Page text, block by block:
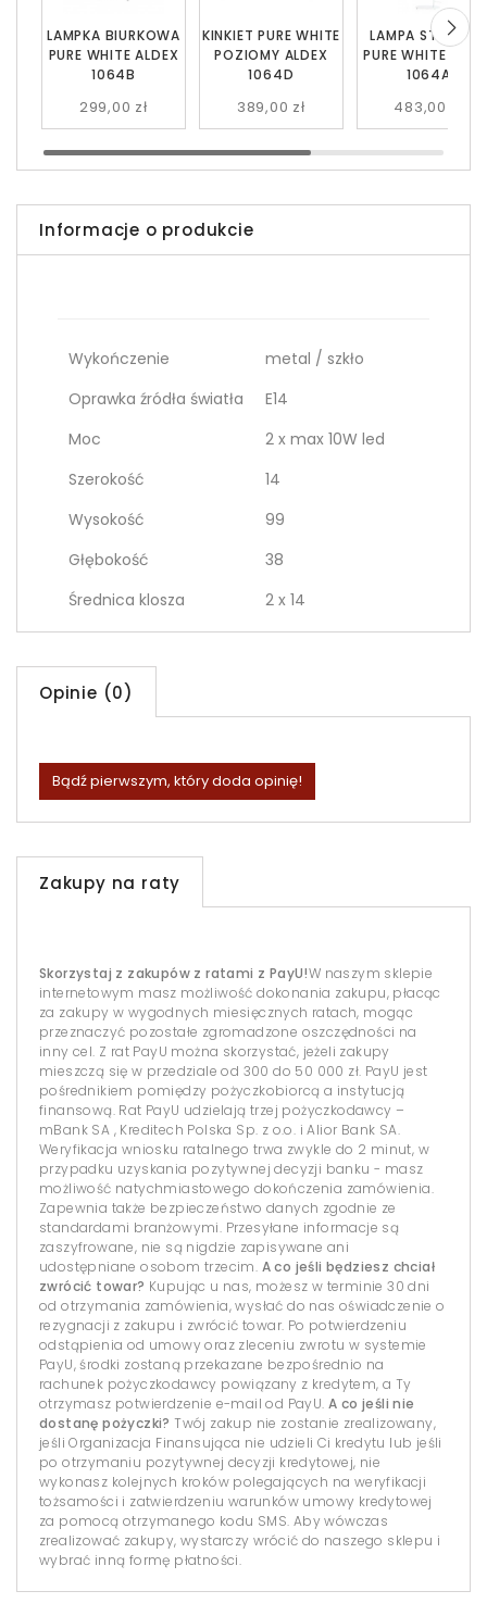
KINKIET PURE WHITE
POZIOMY ALDEX
1064D
389,00 zł
LAMPA STOJĄCA
PURE WHITE
1064A
483,00 zł
LAMPKA BIURKOWA
PURE WHITE ALDEX
1064B
299,00 zł
Informacje o produkcie
Wykończenie
metal / szkło
Oprawka źródła światła
E14
Moc
2 x max 10W led
Szerokość
14
Wysokość
99
Głębokość
38
Średnica klosza
2 x 14
Opinie (0)
Bądź pierwszym, który doda opinię!
Zakupy na raty
Skorzystaj z zakupów z ratami z PayU!W naszym sklepie
internetowym masz możliwość dokonania zakupu, płacąc
za zakupy w wygodnych miesięcznych ratach, mogąc
przeznaczyć pozostałe zgromadzone oszczędności na
inny cel. Z rat PayU można skorzystać, jeżeli zakupy
mieszczą się w przedziale od 300 do 50 000 zł. PayU jest
pośrednikiem pomiędzy pożyczkobiorcą a instytucją
finansową. Rat PayU udzielają trzej pożyczkodawcy –
mBank SA , Kreditech Polska Sp. z o.o. i Alior Bank SA.
Weryfikacja wniosku ratalnego trwa zwykle do 2 minut, w
przypadku uzyskania pozytywnej decyzji banku - masz
możliwość natychmiastowego dokończenia zamówienia.
Zapewnia także bezpieczeństwo danych zgodnie ze
standardami branżowymi. Przesyłane informacje są
zaszyfrowane, nie są nigdzie zapisywane ani
udostępniane osobom trzecim. A co jeśli będziesz chciał
zwrócić towar? Kupując u nas, możesz w terminie 30 dni
od otrzymania zamówienia, wysłać do nas oświadczenie o
rezygnacji z zakupu i zwrócić towar. Po potwierdzeniu
odstąpienia od umowy oraz zleceniu zwrotu w systemie
PayU, środki zostaną przekazane bezpośrednio na
rachunek pożyczkodawcy powiązany z kredytem, a Ty
otrzymasz potwierdzenie e-mail od PayU. A co jeśli nie
dostanę pożyczki? Twój zakup nie zostanie zrealizowany,
jeśli Organizacja Finansująca nie udzieli Ci kredytu lub jeśli
po otrzymaniu pozytywnej decyzji kredytowej, nie
wykonasz kolejnych kroków polegających na weryfikacji
tożsamości i zatwierdzeniu warunków umowy kredytowej
za pomocą otrzymanego kodu SMS. Aby wówczas
zrealizować zakupy, wystarczy wrócić do naszego sklepu i
wybrać inną formę płatności.